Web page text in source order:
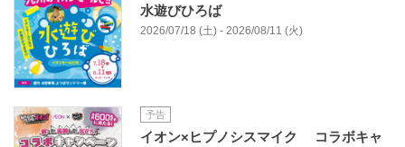
水遊びひろば
2026/07/18 (土) - 2026/08/11 (火)
予告
イオン×ヒプノシスマイク コラボキャ